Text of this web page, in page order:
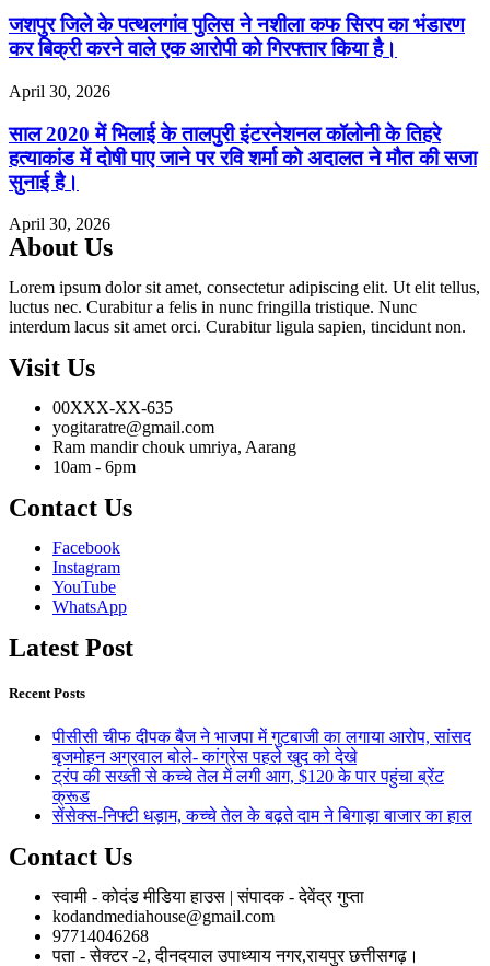
जशपुर जिले के पत्थलगांव पुलिस ने नशीला कफ सिरप का भंडारण
कर बिक्री करने वाले एक आरोपी को गिरफ्तार किया है।
April 30, 2026
साल 2020 में भिलाई के तालपुरी इंटरनेशनल कॉलोनी के तिहरे
हत्याकांड में दोषी पाए जाने पर रवि शर्मा को अदालत ने मौत की सजा
सुनाई है।
April 30, 2026
About Us
Lorem ipsum dolor sit amet, consectetur adipiscing elit. Ut elit tellus,
luctus nec. Curabitur a felis in nunc fringilla tristique. Nunc
interdum lacus sit amet orci. Curabitur ligula sapien, tincidunt non.
Visit Us
00XXX-XX-635
yogitaratre@gmail.com
Ram mandir chouk umriya, Aarang
10am - 6pm
Contact Us
Facebook
Instagram
YouTube
WhatsApp
Latest Post
Recent Posts
पीसीसी चीफ दीपक बैज ने भाजपा में गुटबाजी का लगाया आरोप, सांसद
बृजमोहन अग्रवाल बोले- कांग्रेस पहले खुद को देखे
ट्रंप की सख्ती से कच्चे तेल में लगी आग, $120 के पार पहुंचा ब्रेंट
क्रूड
सेंसेक्स-निफ्टी धड़ाम, कच्चे तेल के बढ़ते दाम ने बिगाड़ा बाजार का हाल
Contact Us
स्वामी - कोदंड मीडिया हाउस | संपादक - देवेंद्र गुप्ता
kodandmediahouse@gmail.com
97714046268
पता - सेक्टर -2, दीनदयाल उपाध्याय नगर,रायपुर छत्तीसगढ़।